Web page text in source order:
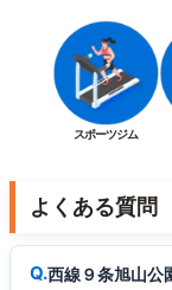
スポーツジム
よくある質問
西線９条旭山公